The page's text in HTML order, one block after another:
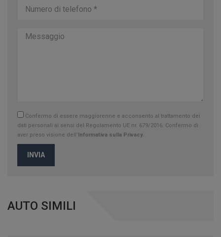
Confermo di essere maggiorenne e acconsento al trattamento dei
dati personali ai sensi del Regolamento UE nr. 679/2016. Confermo di
aver preso visione dell’ Informativa sulla Privacy.
INVIA
AUTO SIMILI